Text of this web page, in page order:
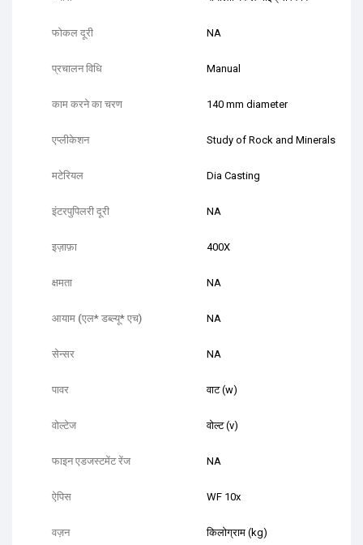
फोकल दूरी NA
प्रचालन विधि Manual
काम करने का चरण 140 mm diameter
एप्लीकेशन Study of Rock and Minerals
मटेरियल Dia Casting
इंटरपुपिलरी दूरी NA
इज़ाफ़ा 400X
क्षमता NA
आयाम (एल* डब्ल्यू* एच) NA
सेन्सर NA
पावर वाट (w)
वोल्टेज वोल्ट (v)
फाइन एडजस्टमेंट रेंज NA
ऐपिस WF 10x
वज़न किलोग्राम (kg)